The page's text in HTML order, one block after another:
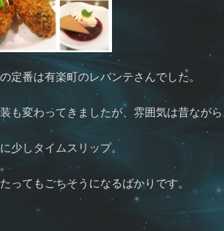
定番は有楽町のレバンテさんでした。
も変わってきましたが、雰囲気は昔ながら
少しタイムスリップ。
ってもごちそうになるばかりです。